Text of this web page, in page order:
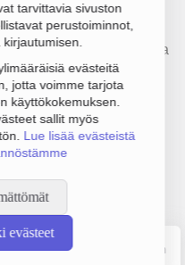
tarvittavia sivuston
perustoiminnot,
evästeitä
jotta voimme tarjota
käyttökokemuksen.
sallit myös
Lue lisää evästeistä
evästeet
on 290 000 € ja
Muu muualla
rakennustoiminta,
Yrityksen
Päättäjätiedot
Lähde: YTJ, PRH, Traficom